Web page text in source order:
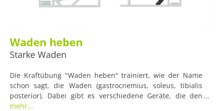
Waden heben
Starke Waden
Die Kraftübung "Waden heben" trainiert, wie der Name
schon sagt, die Waden (gastrocnemius, soleus, tibialis
posterior). Dabei gibt es verschiedene Geräte, die den
Sportler beim Waden heben unterstützen können.
mehr...